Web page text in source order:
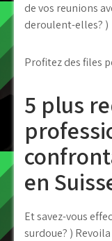
de vos reunions
deroulent-elles? )
Profitez des files
5 plus
en
Et savez-vous
surdoue? )